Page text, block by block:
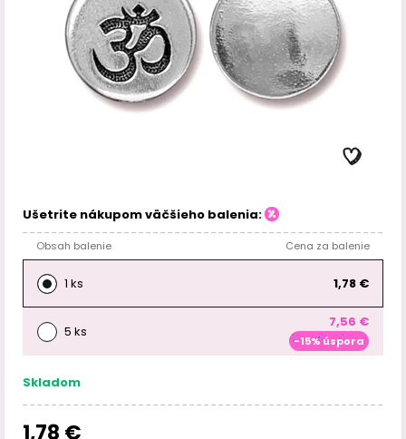
Ušetrite nákupom väčšieho balenia:
Obsah balenie Cena za balenie
1 ks 1,78 €
5 ks
7,56 €
-15% úspora
Skladom
1,78 €